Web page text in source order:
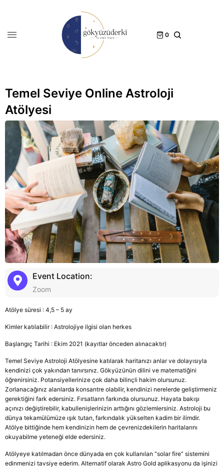
0
Temel Seviye Online Astroloji
Atölyesi
Event Location:
Zoom
Atölye süresi : 4,5 – 5 ay
Kimler katılabilir : Astrolojiye ilgisi olan herkes
Başlangıç Tarihi : Ekim 2021 (kayıtlar önceden alınacaktır)
Temel Seviye Astroloji Atölyesine katılarak haritanızı anlar ve dolayısıyla
kendinizi çok yakından tanırsınız. Gökyüzünün dilini ve matematiğini
öğrenirsiniz. Potansiyellerinize çok daha bilinçli hakim olursunuz.
Zorlanacağınız alanlarda konsantre olabilir, kendinizi nerelerde geliştirmeniz
gerektiğini fark edersiniz. Fırsatların farkında olursunuz. Hayata bakışı
açınızı değiştirebilir, kabullenişlerinizin arttığını gözlemlersiniz. Astroloji bu
dünya tekamülümüze ışık tutan, farkındalık yükselten kadim bir ilimdir.
Atölye bittiğinde hem kendinizin hem de çevrenizdekilerin haritalarını
okuyabilme yeteneği elde edersiniz.
Atölyeye katılmadan önce dünyada en çok kullanılan “solar fire” sistemini
edinmenizi tavsiye ederim. Alternatif olarak Astro Gold aplikasyonu da işinizi